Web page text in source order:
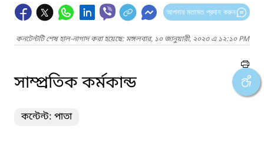
আপনার মতামত প্রদান করুন
কনটেন্টটি শেষ হাল-নাগাদ করা হয়েছে: মঙ্গলবার, ১০ জানুয়ারী, ২০২৩ এ ১২:১০ PM
সাম্প্রতিক কর্মকান্ড
কন্টেন্ট: পাতা